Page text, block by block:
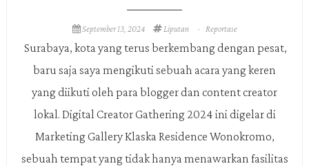
September 13, 2024 Liputan - Reportase
Surabaya, kota yang terus berkembang dengan pesat,
baru saja saya mengikuti sebuah acara yang keren
yang diikuti oleh para blogger dan content creator
lokal. Digital Creator Gathering 2024 ini digelar di
Marketing Gallery Klaska Residence Wonokromo,
sebuah tempat yang tidak hanya menawarkan fasilitas